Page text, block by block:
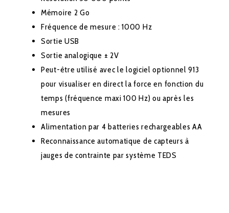
Mémoire 2 Go
Fréquence de mesure : 1000 Hz
Sortie USB
Sortie analogique ± 2V
Peut-être utilisé avec le logiciel optionnel 913
pour visualiser en direct la force en fonction du
temps (fréquence maxi 100 Hz) ou après les
mesures
Alimentation par 4 batteries rechargeables AA
Reconnaissance automatique de capteurs à
jauges de contrainte par système TEDS